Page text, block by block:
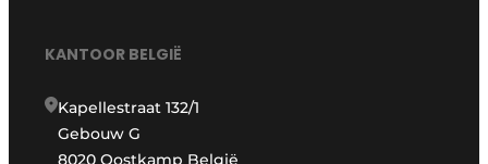
KANTOOR BELGIË
Kapellestraat 132/1
Gebouw G
8020 Oostkamp België